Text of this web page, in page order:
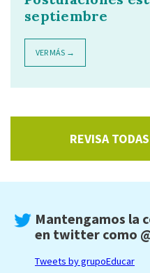
septiembre
VER MÁS →
REVISA
Mantengamos la
en twitter como
Tweets by grupoEducar